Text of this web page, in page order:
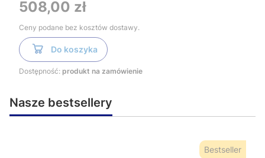
Cena
508,00 zł
Ceny podane bez kosztów dostawy.
Do koszyka
Dostępność: produkt na zamówienie
Nasze bestsellery
Bestseller